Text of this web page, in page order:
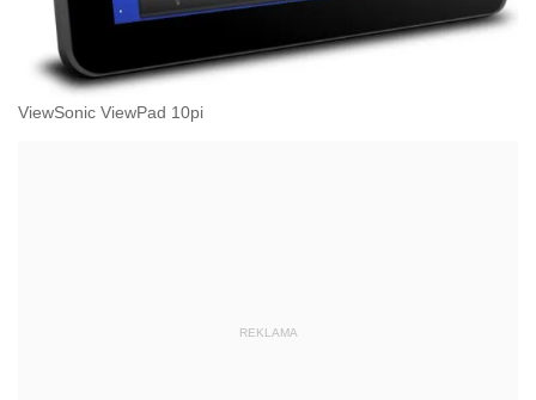
ViewSonic ViewPad 10pi